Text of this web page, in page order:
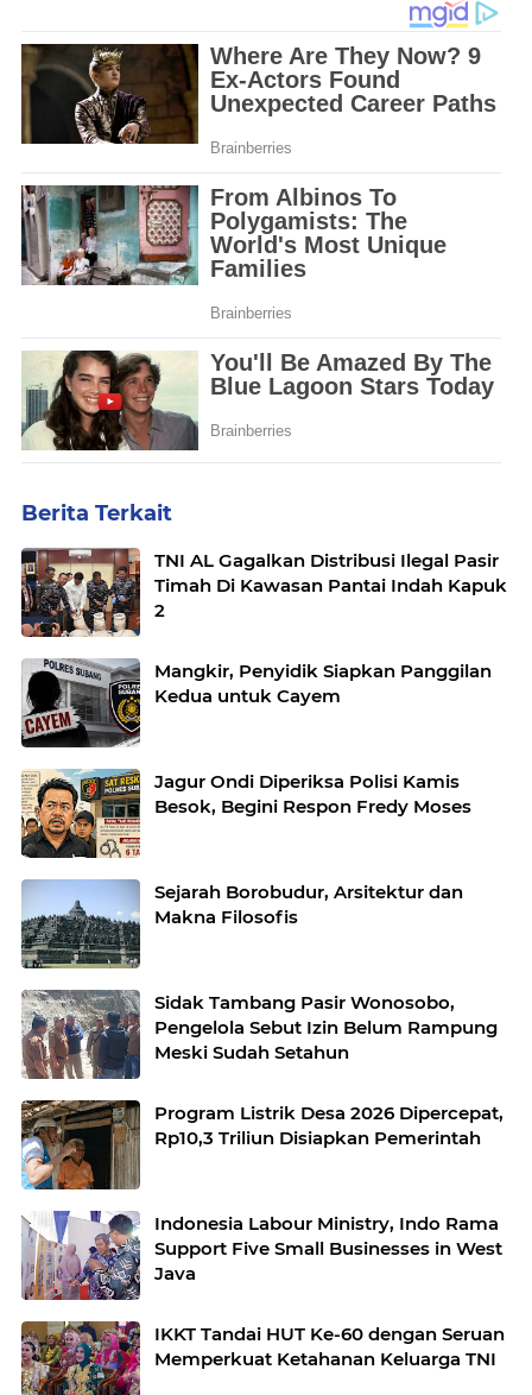
Berita Terkait
TNI AL Gagalkan Distribusi Ilegal Pasir
Timah Di Kawasan Pantai Indah Kapuk
2
Mangkir, Penyidik Siapkan Panggilan
Kedua untuk Cayem
Jagur Ondi Diperiksa Polisi Kamis
Besok, Begini Respon Fredy Moses
Sejarah Borobudur, Arsitektur dan
Makna Filosofis
Sidak Tambang Pasir Wonosobo,
Pengelola Sebut Izin Belum Rampung
Meski Sudah Setahun
Program Listrik Desa 2026 Dipercepat,
Rp10,3 Triliun Disiapkan Pemerintah
Indonesia Labour Ministry, Indo Rama
Support Five Small Businesses in West
Java
IKKT Tandai HUT Ke-60 dengan Seruan
Memperkuat Ketahanan Keluarga TNI